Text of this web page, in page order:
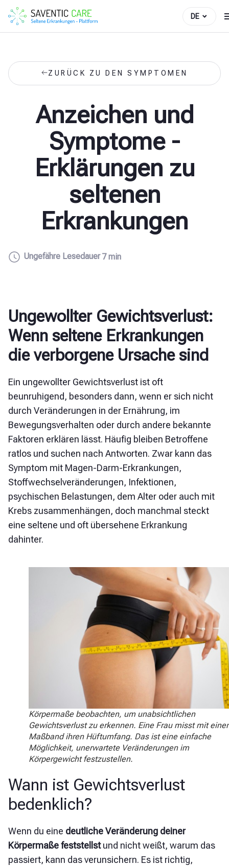
DE
ZURÜCK ZU DEN SYMPTOMEN
Anzeichen und
Symptome -
Erklärungen zu
seltenen
Erkrankungen
Ungefähre Lesedauer 7 min
Ungewollter Gewichtsverlust:
Wenn seltene Erkrankungen
die verborgene Ursache sind
Ein ungewollter Gewichtsverlust ist oft
beunruhigend, besonders dann, wenn er sich nicht
durch Veränderungen in der Ernährung, im
Bewegungsverhalten oder durch andere bekannte
Faktoren erklären lässt. Häufig bleiben Betroffene
ratlos und suchen nach Antworten. Zwar kann das
Symptom mit Magen-Darm-Erkrankungen,
Stoffwechselveränderungen, Infektionen,
psychischen Belastungen, dem Alter oder auch mit
Krebs zusammenhängen, doch manchmal steckt
eine seltene und oft übersehene Erkrankung
dahinter.
Körpermaße beobachten, um unabsichtlichen
Gewichtsverlust zu erkennen. Eine Frau misst mit
Maßband ihren Hüftumfang. Das ist eine einfache
Möglichkeit, unerwartete Veränderungen im
Körpergewicht festzustellen.
Wann ist Gewichtsverlust
bedenklich?
Wenn du eine deutliche Veränderung deiner
Körpermaße feststellstund nicht weißt, warum das
passiert, kann das verunsichern. Es ist richtig,